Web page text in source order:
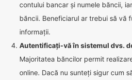
contului bancar și numele băncii,
băncii. Beneficiarul ar trebui să vă
informații.
Autentificați-vă în sistemul dvs.
Majoritatea băncilor permit
online. Dacă nu sunteți sigur cum